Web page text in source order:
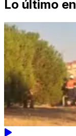
Lo último en